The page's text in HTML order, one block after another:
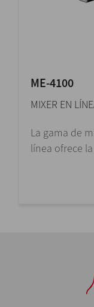
ME-4100
MIXER EN
La gama de
línea ofrece